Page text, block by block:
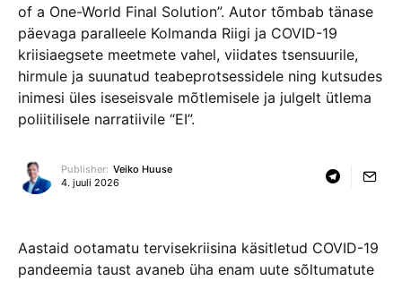
of a One-World Final Solution”. Autor tõmbab tänase
päevaga paralleele Kolmanda Riigi ja COVID-19
kriisiaegsete meetmete vahel, viidates tsensuurile,
hirmule ja suunatud teabeprotsessidele ning kutsudes
inimesi üles iseseisvale mõtlemisele ja julgelt ütlema
poliitilisele narratiivile “EI”.
Publisher: Veiko Huuse
4. juuli 2026
Aastaid ootamatu tervisekriisina käsitletud COVID-19
pandeemia taust avaneb üha enam uute sõltumatute